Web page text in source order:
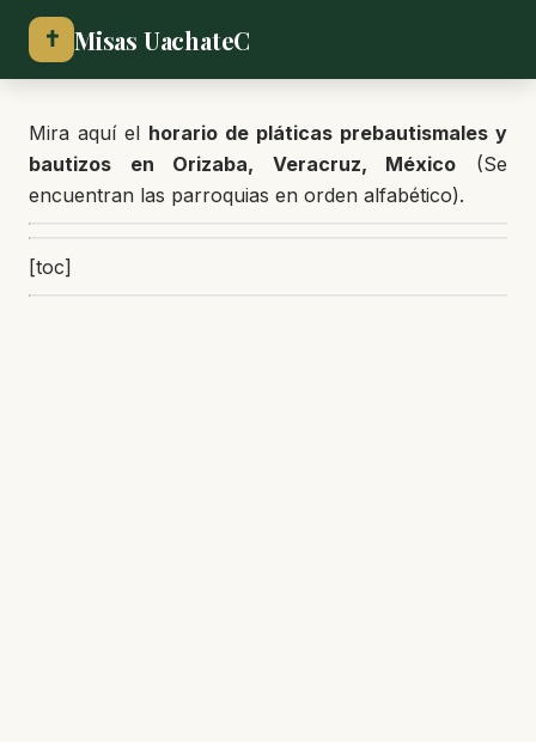
✝ Misas UachateC
Mira aquí el horario de pláticas prebautismales y
bautizos en Orizaba, Veracruz, México (Se
encuentran las parroquias en orden alfabético).
[toc]